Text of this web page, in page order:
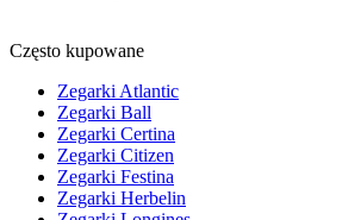
Często kupowane
Zegarki Atlantic
Zegarki Ball
Zegarki Certina
Zegarki Citizen
Zegarki Festina
Zegarki Herbelin